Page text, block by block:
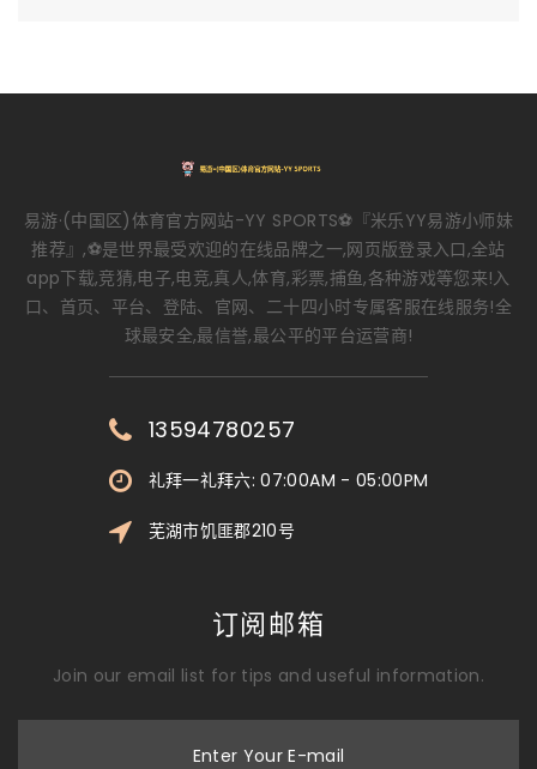
易游·(中国区)体育官方网站-YY SPORTS⚽️『米乐YY易游小师妹
推荐』,⚽️是世界最受欢迎的在线品牌之一,网页版登录入口,全站
app下载,竞猜,电子,电竞,真人,体育,彩票,捕鱼,各种游戏等您来!入
口、首页、平台、登陆、官网、二十四小时专属客服在线服务!全
球最安全,最信誉,最公平的平台运营商!
13594780257
礼拜一礼拜六: 07:00AM - 05:00PM
芜湖市饥匪郡210号
订阅邮箱
Join our email list for tips and useful information.
Enter Your E-mail